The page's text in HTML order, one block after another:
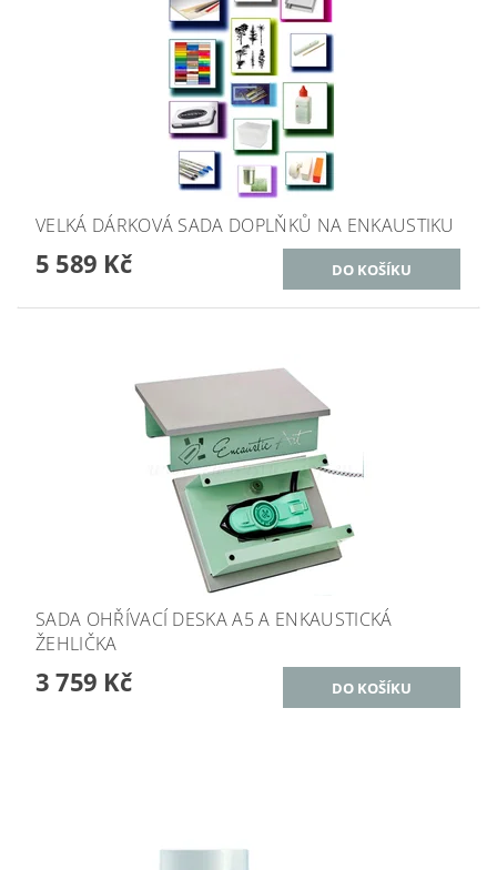
VELKÁ DÁRKOVÁ SADA DOPLŇKŮ NA ENKAUSTIKU
5 589 Kč
SADA OHŘÍVACÍ DESKA A5 A ENKAUSTICKÁ
ŽEHLIČKA
3 759 Kč